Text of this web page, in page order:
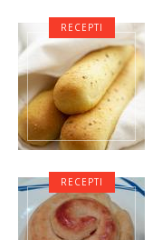
RECEPTI
RECEPTI